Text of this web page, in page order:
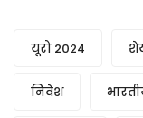
यूरो 2024
निवेश